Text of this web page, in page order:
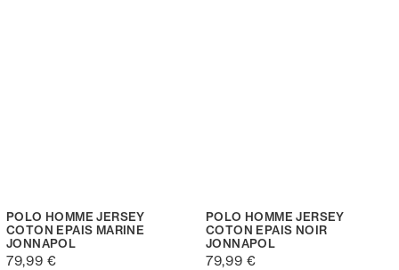
POLO HOMME JERSEY
COTON EPAIS MARINE
JONNAPOL
79,99 €
POLO HOMME JERSEY
COTON EPAIS NOIR
JONNAPOL
79,99 €